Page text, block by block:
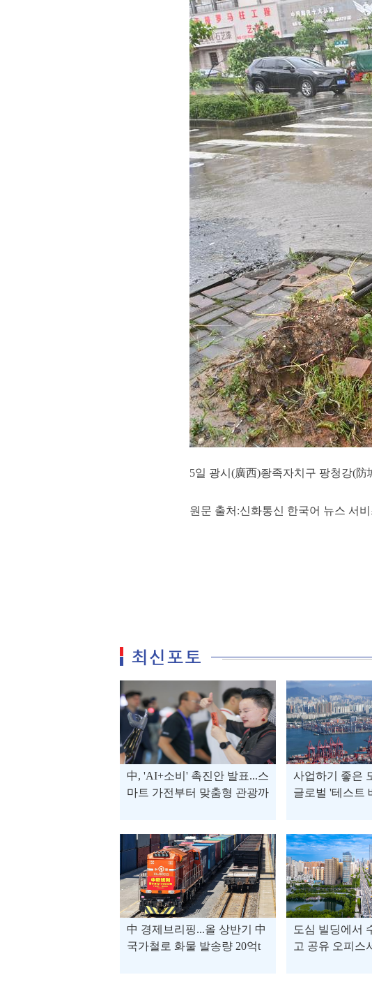
5일 광시(廣西)좡족자치구 팡청강(
원문 출처:신화통신 한국어 뉴스 서
中, 'AI+소비' 촉진안 발표...스
마트 가전부터 맞춤형 관광까
사업하기 좋은
글로벌 '테스트
中 경제브리핑...올 상반기 中
국가철로 화물 발송량 20억t
도심 빌딩에서
고 공유 오피스